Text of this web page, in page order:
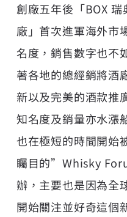
創廠五年後「BOX
廠」首次進軍海外市
名度，銷售數字也不
著各地的總經銷將酒
新以及完美的酒款推
知名度及銷量亦水漲
也在極短的時間開始
矚目的”Whisky
辦，主要也是因為全
開始關注並好奇這個